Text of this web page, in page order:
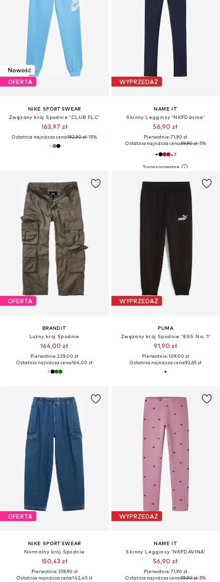
Nowość
OFERTA
NIKE SPORTSWEAR
Zwężany krój Spodnie 'CLUB FLC'
163,97 zł
Ostatnia najniższa cena:192,90 zł-15%
WYPRZEDAŻ
NAME IT
Skinny Legginsy 'NKFDavina'
56,90 zł
Pierwotnie: 71,90 zł
Ostatnia najniższa cena:59,90 zł-5%
+7
OFERTA
BRANDIT
Lużny krój Spodnie
164,00 zł
Pierwotnie: 229,00 zł
Ostatnia najniższa cena:164,00 zł
WYPRZEDAŻ
PUMA
Zwężany krój Spodnie 'ESS No. 1'
91,90 zł
Pierwotnie: 109,00 zł
Ostatnia najniższa cena:92,65 zł
OFERTA
NIKE SPORTSWEAR
Normalny krój Spodnie
150,43 zł
Pierwotnie: 359,90 zł
Ostatnia najniższa cena:142,45 zł
WYPRZEDAŻ
NAME IT
Skinny Legginsy 'NKFDAVINA'
56,90 zł
Pierwotnie: 71,90 zł
Ostatnia najniższa cena:59,90 zł-5%